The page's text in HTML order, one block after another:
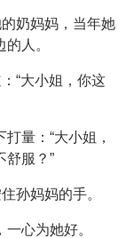
奶妈妈，当年她
人。
“大小姐，你这
量：“大小姐，
舒服？”
孙妈妈的手。
心为她好。